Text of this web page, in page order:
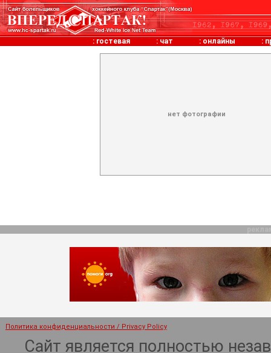
: гостевая : чат : онлайны :
нет фотографии
Политика конфиденциальности / Privacy Policy
Сайт является полностью